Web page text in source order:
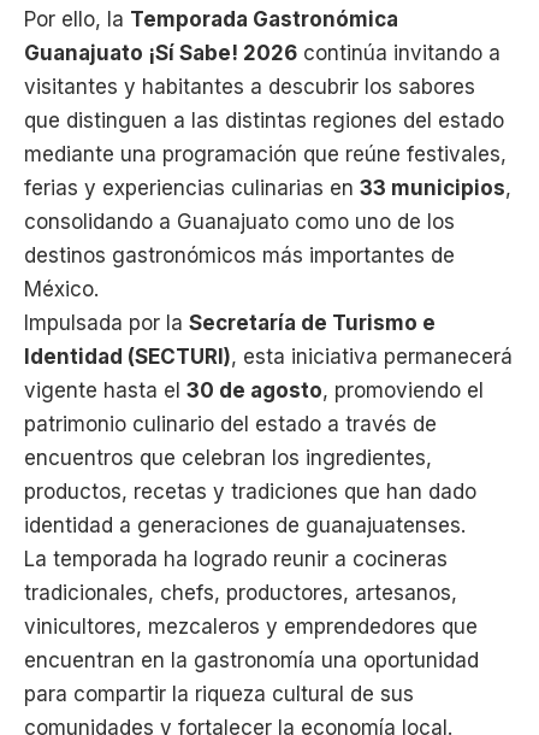
Por ello, la Temporada Gastronómica
Guanajuato ¡Sí Sabe! 2026 continúa invitando a
visitantes y habitantes a descubrir los sabores
que distinguen a las distintas regiones del estado
mediante una programación que reúne festivales,
ferias y experiencias culinarias en 33 municipios,
consolidando a Guanajuato como uno de los
destinos gastronómicos más importantes de
México.
Impulsada por la Secretaría de Turismo e
Identidad (SECTURI), esta iniciativa permanecerá
vigente hasta el 30 de agosto, promoviendo el
patrimonio culinario del estado a través de
encuentros que celebran los ingredientes,
productos, recetas y tradiciones que han dado
identidad a generaciones de guanajuatenses.
La temporada ha logrado reunir a cocineras
tradicionales, chefs, productores, artesanos,
vinicultores, mezcaleros y emprendedores que
encuentran en la gastronomía una oportunidad
para compartir la riqueza cultural de sus
comunidades y fortalecer la economía local.